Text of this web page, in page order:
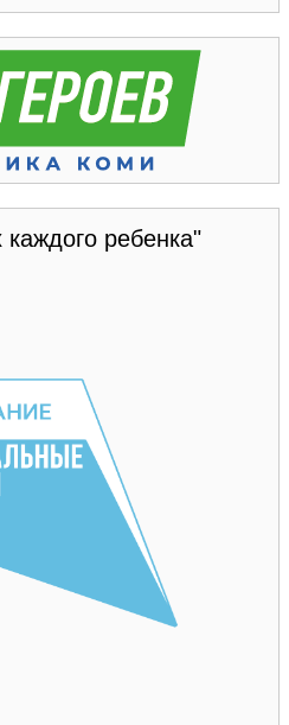
каждого ребенка"